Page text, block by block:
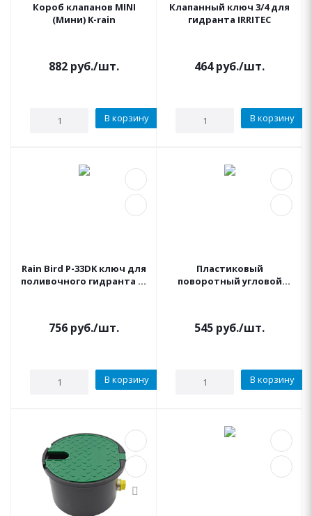
Короб клапанов MINI
(Мини) K-rain
882 руб./шт.
В корзину
Клапанный ключ 3/4 для
гидранта IRRITEC
464руб./шт.
В корзину
Rain Bird P-33DK ключ для
поливочного гидранта P-
756 руб./шт.
В корзину
Пластиковый
поворотный угловой
545 руб./шт.
В корзину